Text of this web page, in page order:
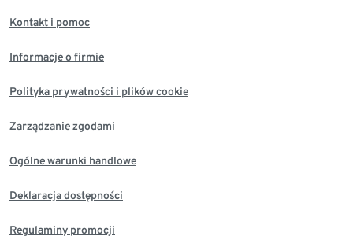
Kontakt i pomoc
Informacje o firmie
Polityka prywatności i plików cookie
Zarządzanie zgodami
Ogólne warunki handlowe
Deklaracja dostępności
Regulaminy promocji